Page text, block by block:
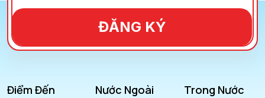
ĐĂNG KÝ
Điểm Đến Nước Ngoài Trong Nước